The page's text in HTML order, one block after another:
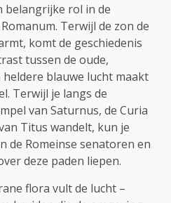
belangrijke rol in de
Terwijl de zon de
komt de geschiedenis
tussen de oude,
blauwe lucht maakt
Terwijl je langs de
van Saturnus, de Curia
Titus wandelt, kun je
de Romeinse senatoren en
deze paden liepen.
flora vult de lucht –